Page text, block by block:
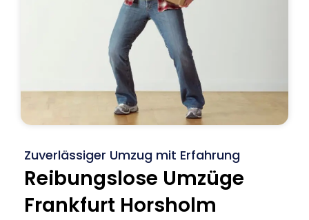
Zuverlässiger Umzug mit Erfahrung
Reibungslose Umzüge
Frankfurt Horsholm